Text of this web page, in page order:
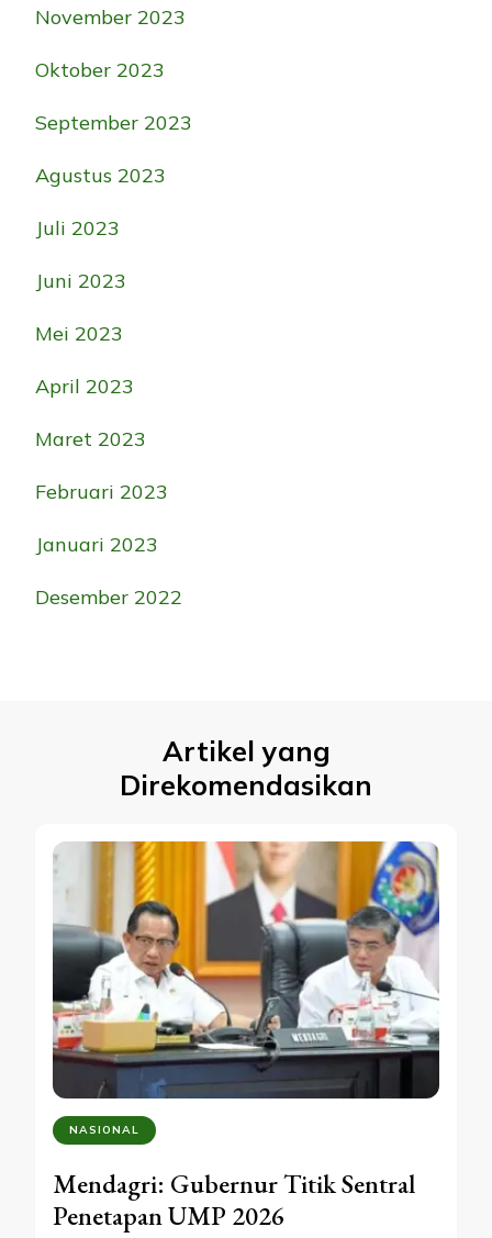
November 2023
Oktober 2023
September 2023
Agustus 2023
Juli 2023
Juni 2023
Mei 2023
April 2023
Maret 2023
Februari 2023
Januari 2023
Desember 2022
Artikel yang
Direkomendasikan
NASIONAL
Mendagri: Gubernur Titik Sentral
Penetapan UMP 2026